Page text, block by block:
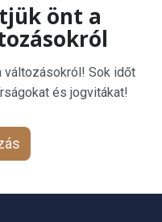
önt a
változásokról! Sok időt
és jogvitákat!